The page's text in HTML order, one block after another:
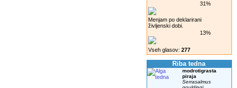
31%
Menjam po deklarirani
življenski dobi.
13%
Vseh glasov: 277
Riba tedna
modrotigrasta
piraja
Serrasalmus